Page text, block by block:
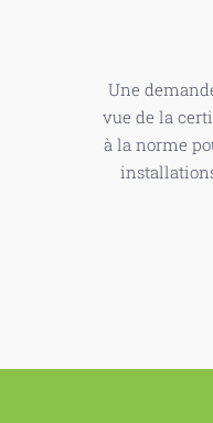
Une
vue de la
à la norme